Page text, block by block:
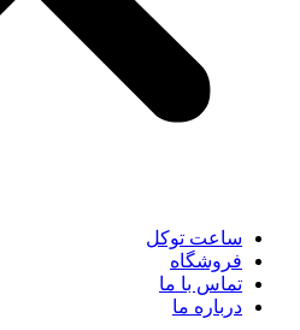
ساعت توکل
فروشگاه
تماس با ما
درباره ما